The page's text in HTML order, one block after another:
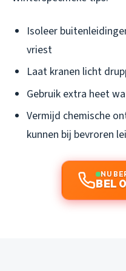
Isoleer
vriest
Laat kranen licht
Gebruik extra heet
Vermijd chemische
kunnen bij bevroren
NU
BEL